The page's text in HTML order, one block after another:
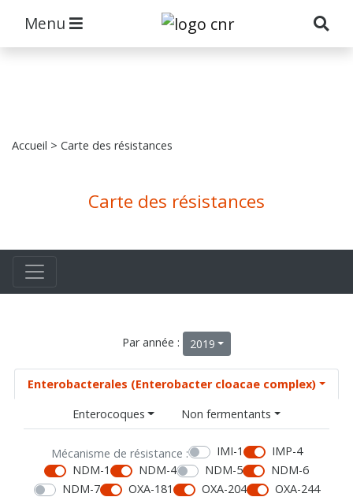
Menu
Accueil > Carte des résistances
Carte des résistances
Par année : 2019
Enterobacterales (Enterobacter cloacae complex)
Enterocoques
Non fermentants
Mécanisme de résistance : IMI-1
IMP-4
NDM-1
NDM-4 NDM-5
NDM-6
NDM-7
OXA-181 OXA-204
OXA-244